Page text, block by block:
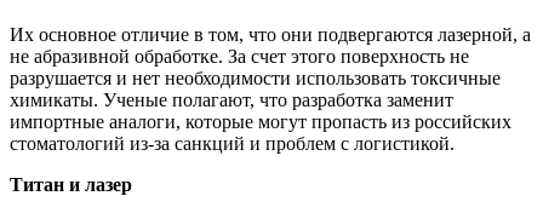
Их основное отличие в том, что они подвергаются лазерной, а
не абразивной обработке. За счет этого поверхность не
разрушается и нет необходимости использовать токсичные
химикаты. Ученые полагают, что разработка заменит
импортные аналоги, которые могут пропасть из российских
стоматологий из-за санкций и проблем с логистикой.
Титан и лазер